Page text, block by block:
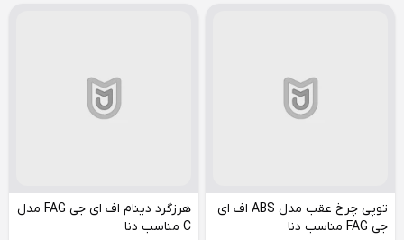
توپی چرخ عقب مدل ABS اف ای
جی FAG مناسب دنا
هرزگرد دینام اف ای جی FAG مدل
C مناسب دنا